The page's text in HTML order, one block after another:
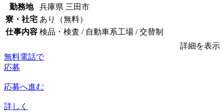
勤務地
兵庫県 三田市
寮・社宅 あり（無料）
仕事内容 検品・検査 / 自動車系工場 / 交替制
詳細を表示
無料電話で
応募
応募へ進む
詳しく